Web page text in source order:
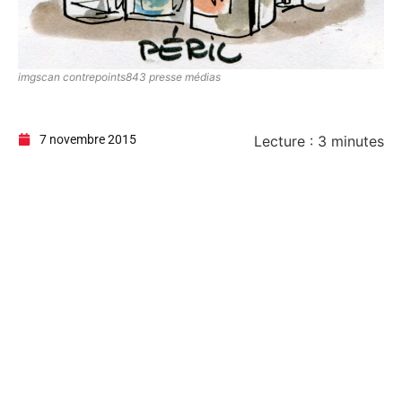
imgscan contrepoints843 presse médias
7 novembre 2015 Lecture : 3 minutes